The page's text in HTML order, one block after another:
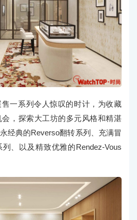
一系列令人惊叹的时计，为收藏
，探索大工坊的多元风格和精湛
经典的Reverso翻转系列、充满冒
、以及精致优雅的Rendez-Vous